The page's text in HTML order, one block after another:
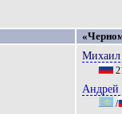
Михаил
Андрей
/